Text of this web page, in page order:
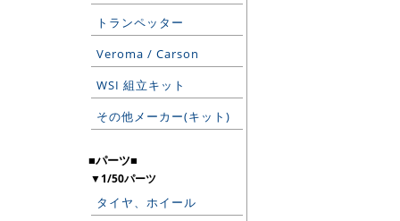
トランペッター
Veroma / Carson
WSI 組立キット
その他メーカー(キット)
■パーツ■
▼1/50パーツ
タイヤ、ホイール